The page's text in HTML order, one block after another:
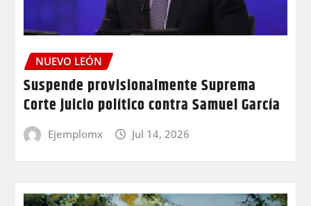
NUEVO LEÓN
Suspende provisionalmente Suprema
Corte juicio político contra Samuel García
Ejemplomx Jul 14, 2026